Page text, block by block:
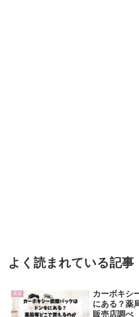
よく読まれている記事
美容
カーボキシ
にある？薬
販売店調べ